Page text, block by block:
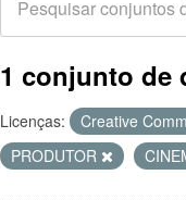
1 conjunto de
Licenças: Creative
PRODUTOR